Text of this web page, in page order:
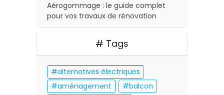
Aérogommage : le guide complet
pour vos travaux de rénovation
# Tags
alternatives électriques
aménagement
balcon